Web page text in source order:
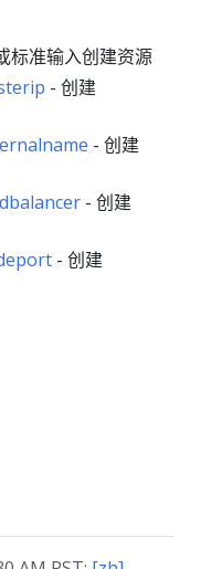
标准输入创建资源
- 创建
- 创建
- 创建
- 创建